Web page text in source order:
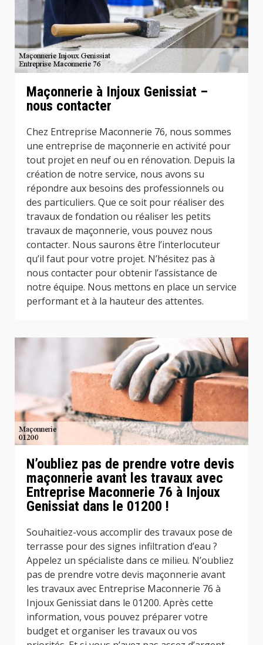
Maçonnerie à Injoux Genissiat –
nous contacter
Chez Entreprise Maconnerie 76, nous sommes
une entreprise de maçonnerie en activité pour
tout projet en neuf ou en rénovation. Depuis la
création de notre service, nous avons su
répondre aux besoins des professionnels ou
des particuliers. Que ce soit pour réaliser des
travaux de fondation ou réaliser les petits
travaux de maçonnerie, vous pouvez nous
contacter. Nous saurons être l’interlocuteur
qu’il faut pour votre projet. N’hésitez pas à
nous contacter pour obtenir l’assistance de
notre équipe. Nous mettons en place un service
performant et à la hauteur des attentes.
N’oubliez pas de prendre votre devis
maçonnerie avant les travaux avec
Entreprise Maconnerie 76 à Injoux
Genissiat dans le 01200 !
Souhaitiez-vous accomplir des travaux pose de
terrasse pour des signes infiltration d’eau ?
Appelez un spécialiste dans ce milieu. N’oubliez
pas de prendre votre devis maçonnerie avant
les travaux avec Entreprise Maconnerie 76 à
Injoux Genissiat dans le 01200. Après cette
information, vous pouvez préparer votre
budget et organiser les travaux ou vos